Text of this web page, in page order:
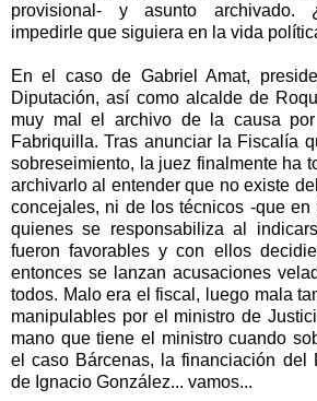
provisional- y asunto archivado.
impedirle que siguiera en la vida
En el caso de Gabriel Amat,
Diputación, así como alcalde de
muy mal el archivo de la causa
Fabriquilla. Tras anunciar la Fiscalía
sobreseimiento, la juez finalmente ha
archivarlo al entender que no existe
concejales, ni de los técnicos -que en
quienes se responsabiliza al
fueron favorables y con ellos
entonces se lanzan acusaciones
todos. Malo era el fiscal, luego mala
manipulables por el ministro de
mano que tiene el ministro cuando
el caso Bárcenas, la financiación del
de Ignacio González... vamos...